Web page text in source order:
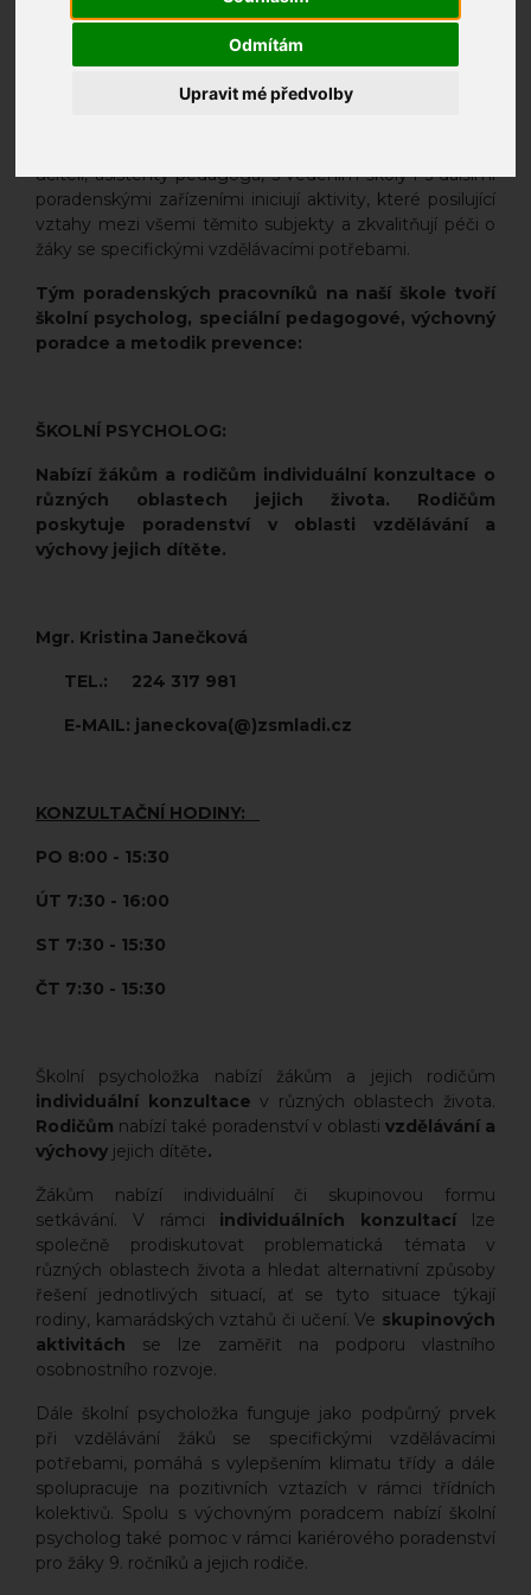
Odmítám
Upravit mé předvolby
školních i osobních problémů.
PhDr. Jaroslav Vodička, ředitel školy
Školní poradenské pracovištěposkytuje poradenské
učiteli, asistenty pedagoga, s vedením školy i s dalšími
poradenskými zařízeními iniciují aktivity, které posilující
vztahy mezi všemi těmito subjekty a zkvalitňují péči o
žáky se specifickými vzdělávacími potřebami.
Tým poradenských pracovníků na naší škole tvoří
školní psycholog, speciální pedagogové, výchovný
poradce a metodik prevence:
ŠKOLNÍ PSYCHOLOG:
Nabízí žákům a rodičům individuální konzultace o
různých oblastech jejich života. Rodičům
poskytuje poradenství v oblasti vzdělávání a
výchovy jejich dítěte.
Mgr. Kristina Janečková
TEL.: 224 317 981
E-MAIL: janeckova(@)zsmladi.cz
KONZULTAČNÍ HODINY:
PO 8:00 - 15:30
ÚT 7:30 - 16:00
ST 7:30 - 15:30
ČT 7:30 - 15:30
Školní psycholožka nabízí žákům a jejich rodičům
individuální konzultace v různých oblastech života.
Rodičům nabízí také poradenství v oblasti vzdělávání a
výchovy jejich dítěte.
Žákům nabízí individuální či skupinovou formu
setkávání. V rámci individuálních konzultací lze
společně prodiskutovat problematická témata v
různých oblastech života a hledat alternativní způsoby
řešení jednotlivých situací, ať se tyto situace týkají
rodiny, kamarádských vztahů či učení. Ve skupinových
aktivitách se lze zaměřit na podporu vlastního
osobnostního rozvoje.
Dále školní psycholožka funguje jako podpůrný prvek
při vzdělávání žáků se specifickými vzdělávacími
potřebami, pomáhá s vylepšením klimatu třídy a dále
spolupracuje na pozitivních vztazích v rámci třídních
kolektivů. Spolu s výchovným poradcem nabízí školní
psycholog také pomoc v rámci kariérového poradenství
pro žáky 9. ročníků a jejich rodiče.